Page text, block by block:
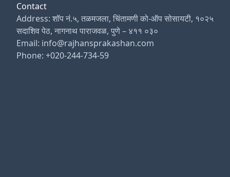
Contact
Address: शॉप नं.५, तळमजला, चिंतामणी को-ऑप सोसायटी, १०२५
सदाशिव पेठ, नागनाथ पाराजवळ, पुणे – ४११ ०३०
Email: info@rajhansprakashan.com
Phone: +020-244-734-59